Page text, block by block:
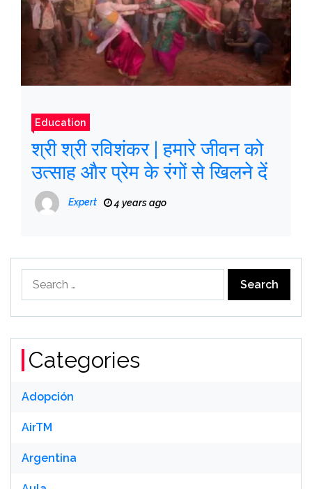
Education
श्री श्री रविशंकर | हमारे जीवन को
उत्साह और प्रेम के रंगों से खिलने दें
Expert 4 years ago
for:
Categories
Adopción
AirTM
Argentina